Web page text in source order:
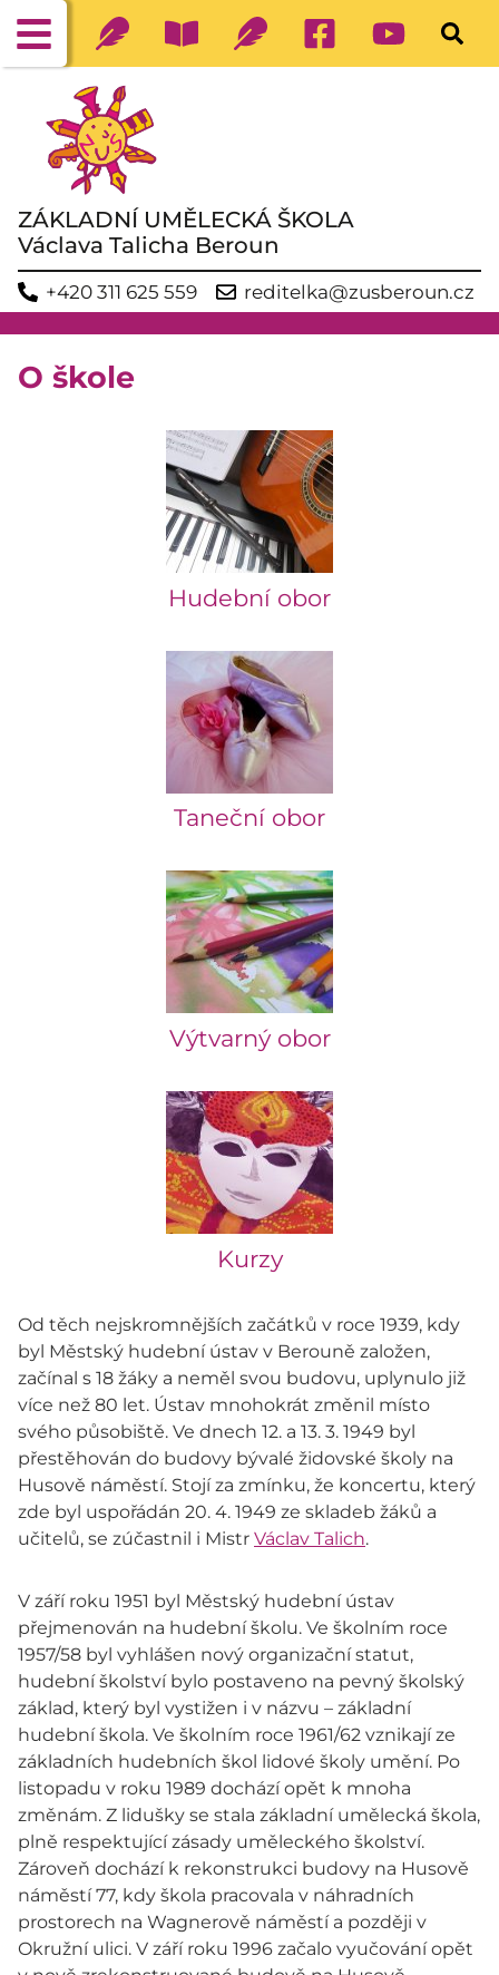
ZÁKLADNÍ UMĚLECKÁ ŠKOLA
Václava Talicha Beroun
+420 311 625 559 reditelka@zusberoun.cz
O škole
Hudební obor
Taneční obor
Výtvarný obor
Kurzy
Od těch nejskromnějších začátků v roce 1939, kdy
byl Městský hudební ústav v Berouně založen,
začínal s 18 žáky a neměl svou budovu, uplynulo již
více než 80 let. Ústav mnohokrát změnil místo
svého působiště. Ve dnech 12. a 13. 3. 1949 byl
přestěhován do budovy bývalé židovské školy na
Husově náměstí. Stojí za zmínku, že koncertu, který
zde byl uspořádán 20. 4. 1949 ze skladeb žáků a
učitelů, se zúčastnil i Mistr Václav Talich.
V září roku 1951 byl Městský hudební ústav
přejmenován na hudební školu. Ve školním roce
1957/58 byl vyhlášen nový organizační statut,
hudební školství bylo postaveno na pevný školský
základ, který byl vystižen i v názvu – základní
hudební škola. Ve školním roce 1961/62 vznikají ze
základních hudebních škol lidové školy umění. Po
listopadu v roku 1989 dochází opět k mnoha
změnám. Z lidušky se stala základní umělecká škola,
plně respektující zásady uměleckého školství.
Zároveň dochází k rekonstrukci budovy na Husově
náměstí 77, kdy škola pracovala v náhradních
prostorech na Wagnerově náměstí a později v
Okružní ulici. V září roku 1996 začalo vyučování opět